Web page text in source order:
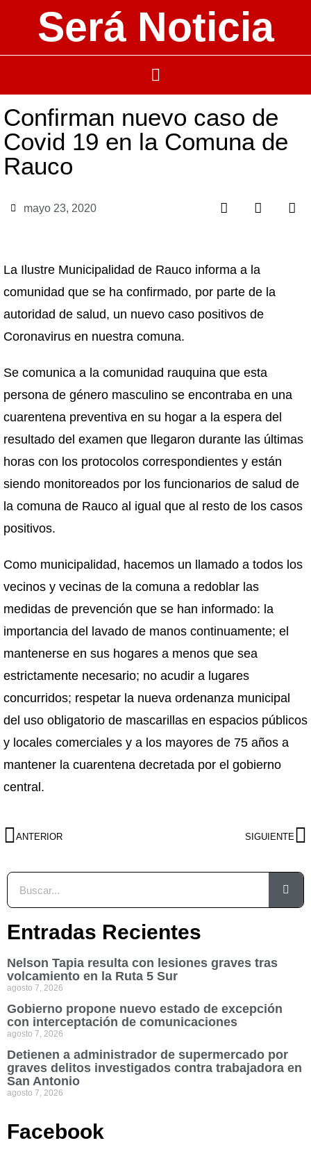
Será Noticia
Confirman nuevo caso de
Covid 19 en la Comuna de
Rauco
mayo 23, 2020
La Ilustre Municipalidad de Rauco informa a la
comunidad que se ha confirmado, por parte de la
autoridad de salud, un nuevo caso positivos de
Coronavirus en nuestra comuna.
Se comunica a la comunidad rauquina que esta
persona de género masculino se encontraba en una
cuarentena preventiva en su hogar a la espera del
resultado del examen que llegaron durante las últimas
horas con los protocolos correspondientes y están
siendo monitoreados por los funcionarios de salud de
la comuna de Rauco al igual que al resto de los casos
positivos.
Como municipalidad, hacemos un llamado a todos los
vecinos y vecinas de la comuna a redoblar las
medidas de prevención que se han informado: la
importancia del lavado de manos continuamente; el
mantenerse en sus hogares a menos que sea
estrictamente necesario; no acudir a lugares
concurridos; respetar la nueva ordenanza municipal
del uso obligatorio de mascarillas en espacios públicos
y locales comerciales y a los mayores de 75 años a
mantener la cuarentena decretada por el gobierno
central.
ANTERIOR SIGUIENTE
Entradas Recientes
Nelson Tapia resulta con lesiones graves tras
volcamiento en la Ruta 5 Sur
agosto 7, 2026
Gobierno propone nuevo estado de excepción
con interceptación de comunicaciones
agosto 7, 2026
Detienen a administrador de supermercado por
graves delitos investigados contra trabajadora en
San Antonio
agosto 7, 2026
Facebook